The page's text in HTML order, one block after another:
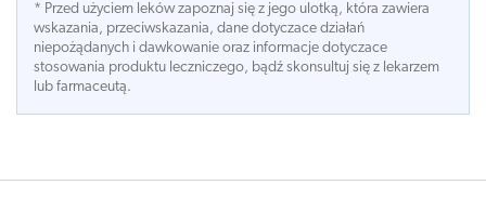
* Przed użyciem leków zapoznaj się z jego ulotką, która zawiera
wskazania, przeciwskazania, dane dotyczace działań
niepożądanych i dawkowanie oraz informacje dotyczace
stosowania produktu leczniczego, bądź skonsultuj się z lekarzem
lub farmaceutą.